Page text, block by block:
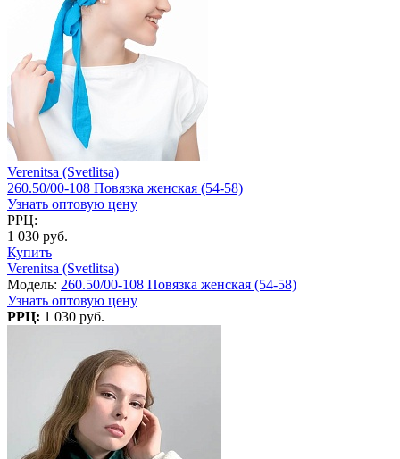
Verenitsa (Svetlitsa)
260.50/00-108 Повязка женская (54-58)
Узнать оптовую цену
РРЦ:
1 030 руб.
Купить
Verenitsa (Svetlitsa)
Модель: 260.50/00-108 Повязка женская (54-58)
Узнать оптовую цену
РРЦ: 1 030 руб.